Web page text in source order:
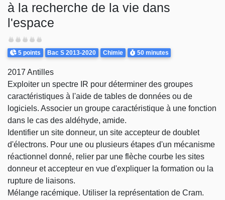
à la recherche de la vie dans
l'espace
Difficulté
Points
5 points Theme
Bac S 2013-2020 Chimie Durée
50 minutes
2017 Antilles
Exploiter un spectre IR pour déterminer des groupes
caractéristiques à l'aide de tables de données ou de
logiciels. Associer un groupe caractéristique à une fonction
dans le cas des aldéhyde, amide.
Identifier un site donneur, un site accepteur de doublet
d'électrons. Pour une ou plusieurs étapes d'un mécanisme
réactionnel donné, relier par une flèche courbe les sites
donneur et accepteur en vue d'expliquer la formation ou la
rupture de liaisons.
Mélange racémique. Utiliser la représentation de Cram.